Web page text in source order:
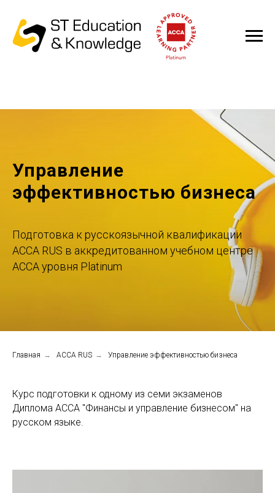
Управление
эффективностью бизнеса
Подготовка к русскоязычной квалификации
ACCA RUS в аккредитованном учебном центре
ACCA уровня Platinum
Главная → ACCA RUS → Управление эффективностью бизнеса
Курс подготовки к одному из семи экзаменов
Диплома АССА "Финансы и управление бизнесом" на
русском языке.